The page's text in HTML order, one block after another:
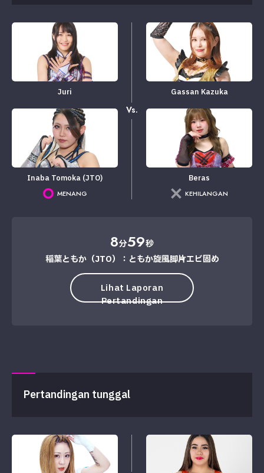
Juri
Inaba Tomoka (JTO)
MENANG
Vs.
Gassan Kazuka
Beras
KEHILANGAN
8分59秒
稲葉ともか（JTO）：ともか旋風脚→片エビ固め
Lihat Laporan
Pertandingan
Pertandingan tunggal